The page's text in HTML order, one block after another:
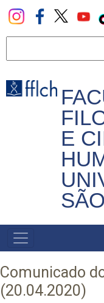
Pular
para
principal
E
NAVEGADOR
PRINCIPAL
Comunicado
(20.04.2020)